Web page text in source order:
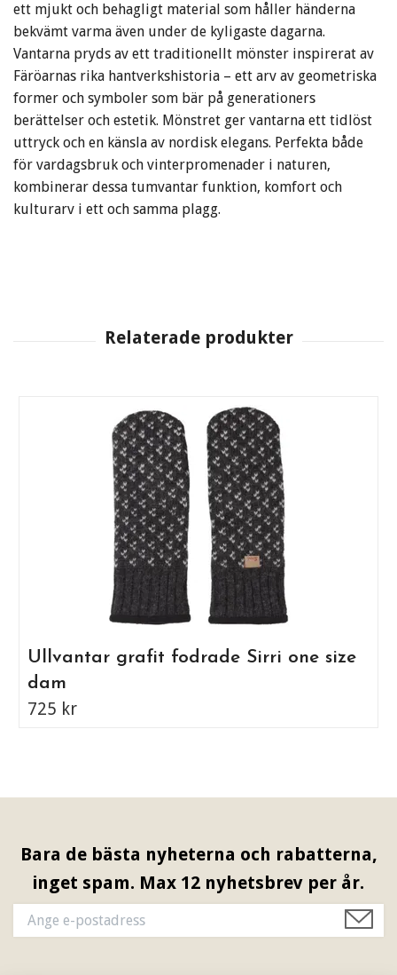
ett mjukt och behagligt material som håller händerna
bekvämt varma även under de kyligaste dagarna.
Vantarna pryds av ett traditionellt mönster inspirerat av
Färöarnas rika hantverkshistoria – ett arv av geometriska
former och symboler som bär på generationers
berättelser och estetik. Mönstret ger vantarna ett tidlöst
uttryck och en känsla av nordisk elegans. Perfekta både
för vardagsbruk och vinterpromenader i naturen,
kombinerar dessa tumvantar funktion, komfort och
kulturarv i ett och samma plagg.
Ullvantar grafit fodrade Sirri one size
dam
725 kr
Bara de bästa nyheterna och rabatterna,
inget spam. Max 12 nyhetsbrev per år.